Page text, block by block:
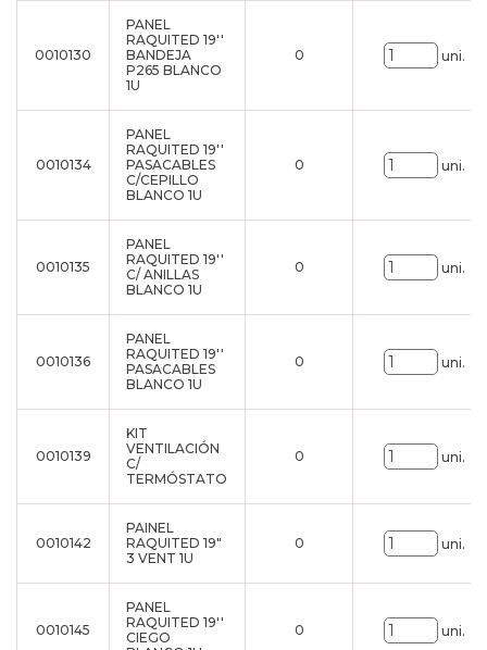
0010130
PANEL
RAQUITED 19''
BANDEJA
P265 BLANCO
1U
0 uni.
0010134
PANEL
RAQUITED 19''
PASACABLES
C/CEPILLO
BLANCO 1U
0 uni.
0010135
PANEL
RAQUITED 19''
C/ ANILLAS
BLANCO 1U
0 uni.
0010136
PANEL
RAQUITED 19''
PASACABLES
BLANCO 1U
0 uni.
0010139
KIT
VENTILACIÓN
C/
TERMÓSTATO
0 uni.
0010142
PAINEL
RAQUITED 19"
3 VENT 1U
0 uni.
0010145
PANEL
RAQUITED 19''
CIEGO
0 uni.